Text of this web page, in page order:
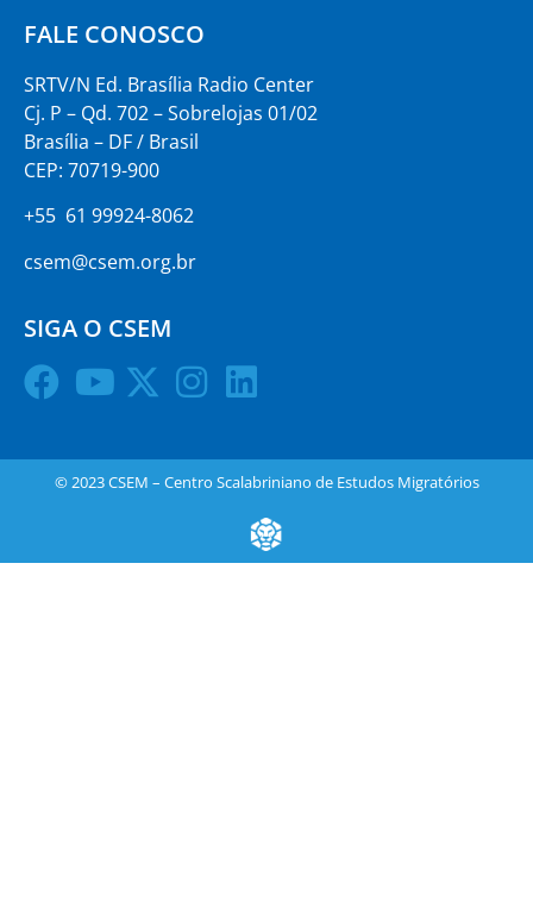
FALE CONOSCO
SRTV/N Ed. Brasília Radio Center
Cj. P – Qd. 702 – Sobrelojas 01/02
Brasília – DF / Brasil
CEP: 70719-900
+55 61 99924-8062
csem@csem.org.br
SIGA O CSEM
© 2023 CSEM – Centro Scalabriniano de Estudos Migratórios